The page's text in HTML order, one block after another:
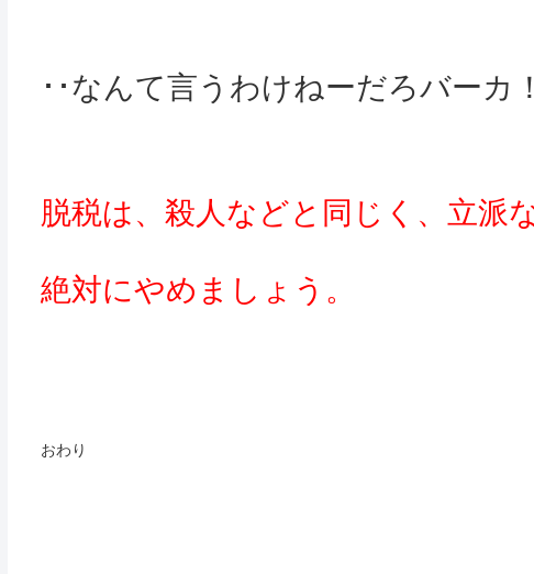
･･なんて言うわけねーだろバーカ
脱税は、殺人などと同じく、立派
絶対にやめましょう。
おわり